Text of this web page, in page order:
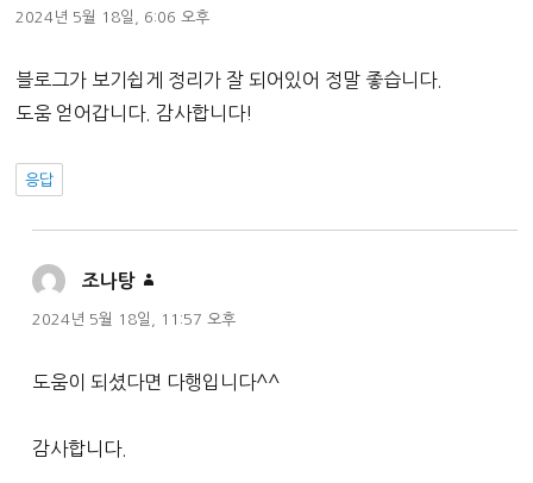
글:
2024년 5월 18일, 6:06 오후
블로그가 보기쉽게 정리가 잘 되어있어 정말 좋습니다.
도움 얻어갑니다. 감사합니다!
응답
조나탕
글:
2024년 5월 18일, 11:57 오후
도움이 되셨다면 다행입니다^^
감사합니다.